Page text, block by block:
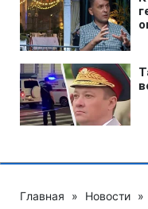
Главная » Новости »